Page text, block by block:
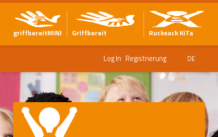
griffbereitMINI Griffbereit Rucksack KiTa
Log In Registrierung DE